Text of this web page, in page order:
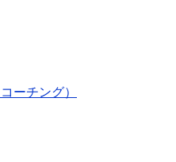
ーチング）